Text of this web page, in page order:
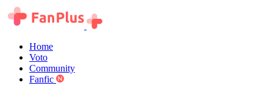
Home
Voto
Community
Fanfic